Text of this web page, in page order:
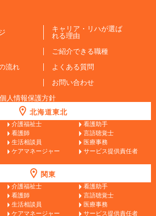
キャリア・リハが選ば
れる理由
ご紹介できる職種
流れ
よくある質問
お問い合わせ
個人情報保護方針
北海道東北
介護福祉士
看護助手
看護師
言語聴覚士
生活相談員
医療事務
ケアマネージャー サービス提供責任者
関東
介護福祉士
看護助手
看護師
言語聴覚士
生活相談員
医療事務
ケアマネージャー サービス提供責任者